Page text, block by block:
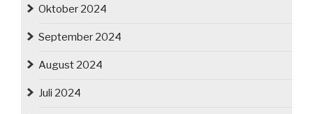
Oktober 2024
September 2024
August 2024
Juli 2024